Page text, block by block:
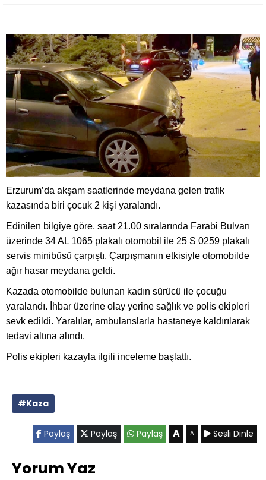
Erzurum’da akşam saatlerinde meydana gelen trafik
kazasında biri çocuk 2 kişi yaralandı.
Edinilen bilgiye göre, saat 21.00 sıralarında Farabi Bulvarı
üzerinde 34 AL 1065 plakalı otomobil ile 25 S 0259 plakalı
servis minibüsü çarpıştı. Çarpışmanın etkisiyle otomobilde
ağır hasar meydana geldi.
Kazada otomobilde bulunan kadın sürücü ile çocuğu
yaralandı. İhbar üzerine olay yerine sağlık ve polis ekipleri
sevk edildi. Yaralılar, ambulanslarla hastaneye kaldırılarak
tedavi altına alındı.
Polis ekipleri kazayla ilgili inceleme başlattı.
#Kaza
Paylaş Paylaş Paylaş A A Sesli Dinle
Yorum Yaz